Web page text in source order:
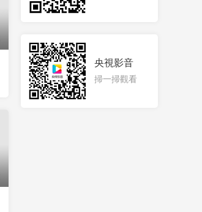
央視影音
掃一掃觀看